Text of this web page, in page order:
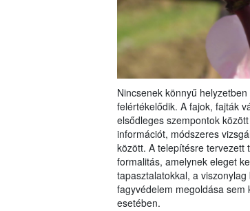
Nincsenek könnyű
felértékelődik. A fajok, fajták
elsődleges szempontok
információt, módszeres
között. A telepítésre tervezett
formalitás, amelynek eleget
tapasztalatokkal, a
fagyvédelem megoldása
esetében.